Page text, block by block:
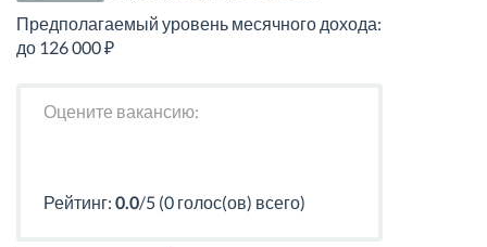
Предполагаемый уровень месячного дохода:
до 126 000 ₽
Оцените вакансию:
Рейтинг: 0.0/5 (0 голос(ов) всего)